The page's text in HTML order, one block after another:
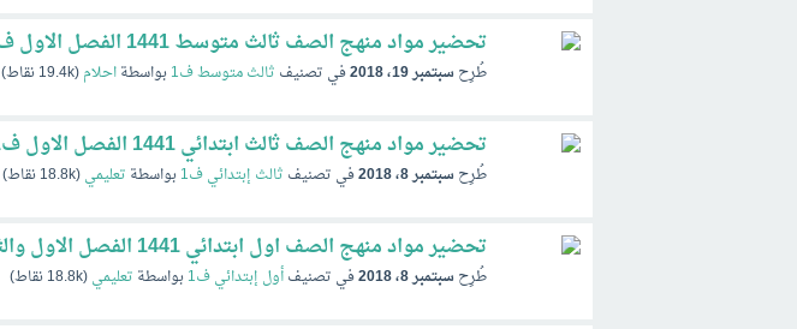
تحضير مواد منهج الصف ثالث متوسط 1441 الفصل الاول ف1
طُرِح سبتمبر 19، 2018 في تصنيف ثالث متوسط ف1 بواسطةاحلام(
19.4kنقاط)
تحضير مواد منهج الصف ثالث ابتدائي 1441 الفصل الاول ف1
طُرِح سبتمبر 8، 2018 في تصنيف ثالث إبتدائي ف1 بواسطة تعليمي(
18.8kنقاط)
تحضير مواد منهج الصف اول ابتدائي 1441 الفصل الاول والثاني ف1
طُرِح سبتمبر 8، 2018 في تصنيفأول إبتدائي ف1 بواسطة تعليمي(
18.8kنقاط)